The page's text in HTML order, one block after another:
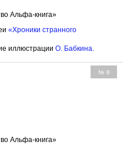
Альфа-книга»
«Хроники странного
иллюстрации О. Бабкина
№ 8
Альфа-книга»